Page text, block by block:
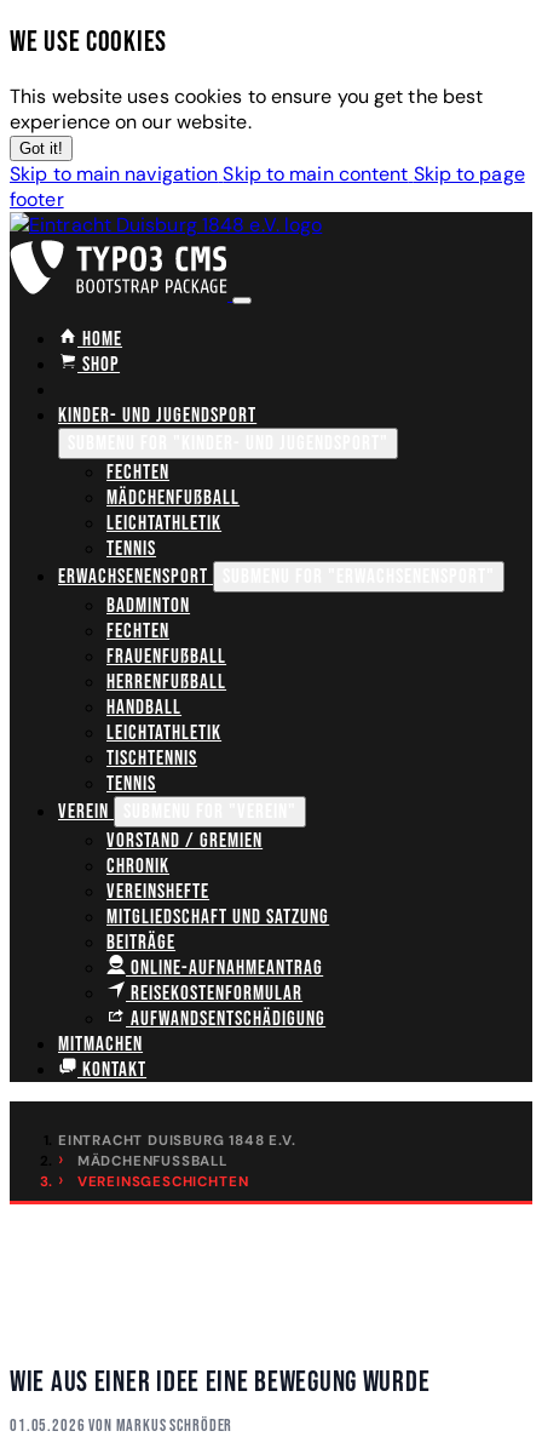
We use cookies
This website uses cookies to ensure you get the best
experience on our website.
Got it!
Skip to main navigation Skip to main content Skip to page
footer
Home
Shop
Kinder- und Jugendsport
Fechten
Mädchenfußball
Leichtathletik
Tennis
Erwachsenensport
Badminton
Fechten
Frauenfußball
Herrenfußball
Handball
Leichtathletik
Tischtennis
Tennis
Verein
Vorstand / Gremien
Chronik
Vereinshefte
Mitgliedschaft und Satzung
Beiträge
Online-Aufnahmeantrag
Reisekostenformular
Aufwandsentschädigung
Mitmachen
Kontakt
EINTRACHT DUISBURG 1848 E.V.
MÄDCHENFUSSBALL
VEREINSGESCHICHTEN
Wie aus einer Idee eine Bewegung wurde
01.05.2026 von Markus Schröder